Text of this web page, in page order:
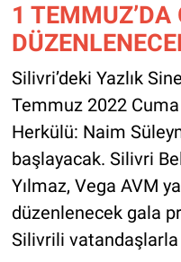
1 TEMMUZ’DA
Silivri’deki Yazlık
Temmuz 2022
Herkülü: Naim
başlayacak. Silivri
Yılmaz, Vega AVM
düzenlenecek gala
Silivrili